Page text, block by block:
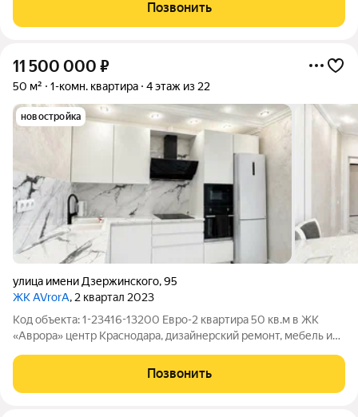
уютную квартиру, где всё уже
Позвонить
11 500 000 ₽
50 м² 1-комн. квартира 4 этаж из 22
новостройка
улица имени Дзержинского,95
ЖК AVrorA, 2 квартал 2023
Код объекта: 1-23416-13200 Евро-2 квартира 50 кв.м в ЖК
«Аврора» центр Краснодара, дизайнерский ремонт, мебель и
современный, повышенной комфортности, расположен в
центральной части города.
Позвонить